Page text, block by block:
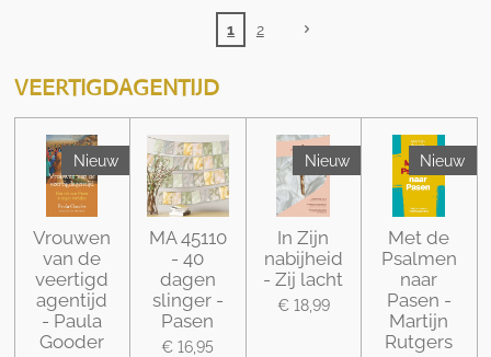
1 2
VEERTIGDAGENTIJD
Nieuw
Vrouwen
van de
veertigd
agentijd
- Paula
Gooder
MA 45110
- 40
dagen
slinger -
Pasen
€ 16,95
Nieuw
In Zijn
nabijheid
- Zij lacht
€ 18,99
Nieuw
Met de
Psalmen
naar
Pasen -
Martijn
Rutgers